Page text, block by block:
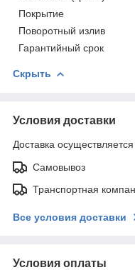
Покрытие
Поворотный излив
Гарантийный срок
Скрыть
Условия доставки
Доставка
Самовывоз
Транспортная
Все условия доставки
Условия оплаты